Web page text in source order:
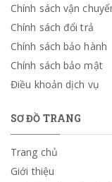
Chính sách vận
Chính sách đổi trả
Chính sách bảo hành
Chính sách bảo mật
Điều khoản dịch vụ
SƠ ĐỒ TRANG
Trang chủ
Giới thiệu